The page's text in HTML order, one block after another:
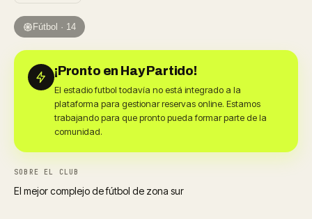
Fútbol · 14
¡Pronto en Hay Partido!
El estadio futbol todavía no está integrado a la
plataforma para gestionar reservas online. Estamos
trabajando para que pronto pueda formar parte de la
comunidad.
SOBRE EL CLUB
El mejor complejo de fútbol de zona sur